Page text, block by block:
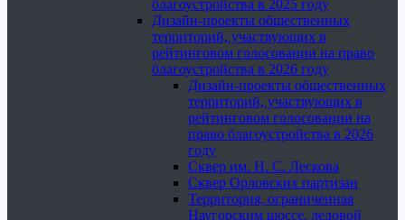
благоустройства в 2025 году
Дизайн-проекты общественных
территорий, участвующих в
рейтинговом голосовании на право
благоустройства в 2026 году
Дизайн-проекты общественных
территорий, участвующих в
рейтинговом голосовании на
право благоустройства в 2026
году
Сквер им. Н. С. Лескова
Сквер Орловских партизан
Территория, ограниченная
Наугорским шоссе, ледовой